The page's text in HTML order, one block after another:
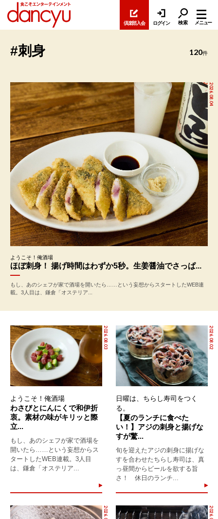
倶楽部入会 ログイン 検索 メニュー
#刺身 120件
2026.08.04
ようこそ！俺酒場
ほぼ刺身！ 揚げ時間はわずか5秒。生姜醤油でさっぱ...
もし、あのシェフが家で酒場を開いたら……という妄想からスタートしたWEB連
載。3人目は、鎌倉「オステリア...
2026.08.03
ようこそ！俺酒場
わさびとにんにくで和伊折
衷。素材の味がキリッと際
立...
もし、あのシェフが家で酒場を
開いたら……という妄想からス
タートしたWEB連載。3人目
は、鎌倉「オステリア...
2026.08.02
日曜は、ちらし寿司をつく
る。
【夏のランチに食べた
い！】アジの刺身と揚げな
すが驚...
旬を迎えたアジの刺身に揚げな
すを合わせたちらし寿司は、真
っ昼間からビールを欲する旨
さ！ 休日のランチ...